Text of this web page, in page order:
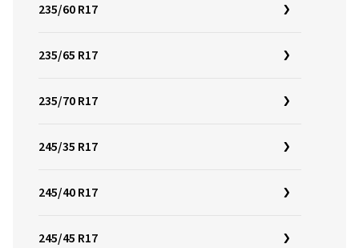
235/60 R17
235/65 R17
235/70 R17
245/35 R17
245/40 R17
245/45 R17